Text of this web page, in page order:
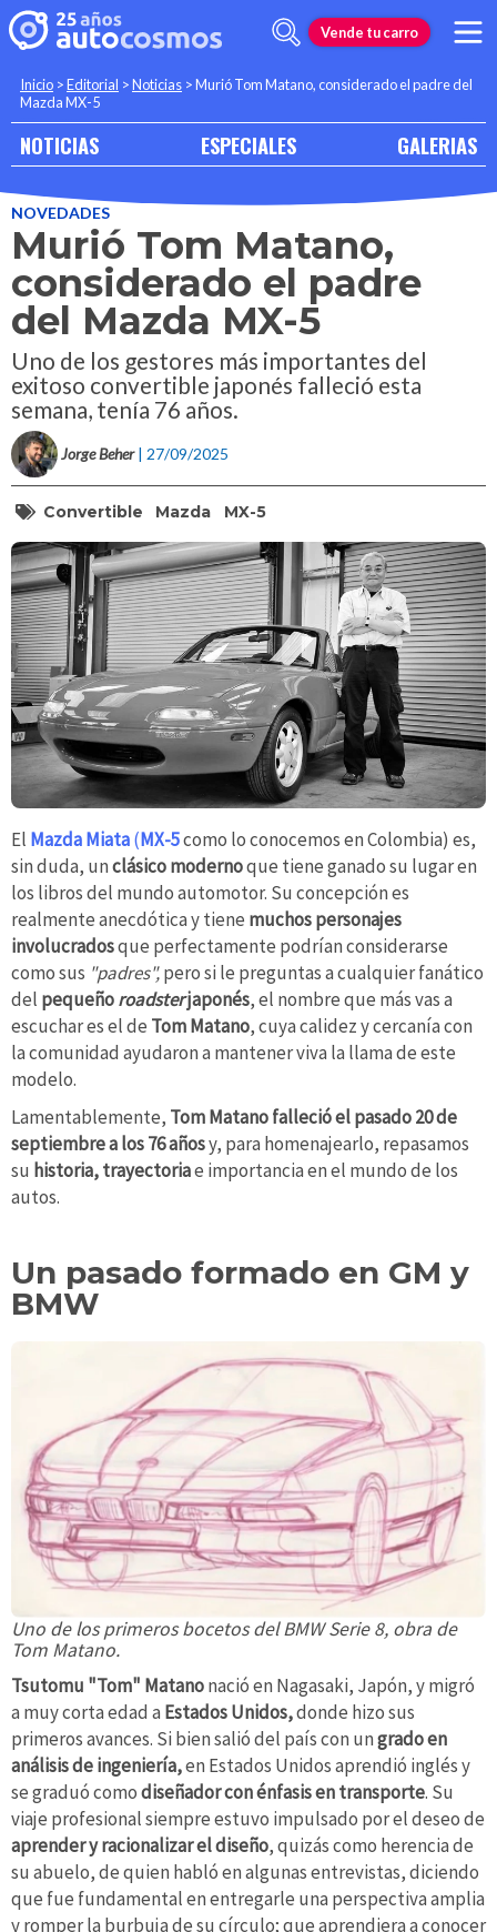
Vende tu carro
Inicio >Editorial >Noticias >Murió Tom Matano, considerado el padre del
Mazda MX-5
NOTICIAS ESPECIALES GALERIAS
NOVEDADES
Murió Tom Matano,
considerado el padre
del Mazda MX-5
Uno de los gestores más importantes del
exitoso convertible japonés falleció esta
semana, tenía 76 años.
Jorge Beher | 27/09/2025
Convertible Mazda MX-5
El Mazda Miata(MX-5como lo conocemos en Colombia) es,
sin duda, unclásicomodernoque tiene ganado su lugar en
los libros del mundo automotor. Su concepción es
realmente anecdótica y tiene muchos personajes
involucradosque perfectamente podrían considerarse
como sus "padres",pero si le preguntas a cualquier fanático
del pequeñoroadsterjaponés, el nombre que más vas a
escuchar es el de Tom Matano, cuya calidez y cercanía con
la comunidad ayudaron a mantener viva la llama de este
modelo.
Lamentablemente, Tom Matano falleció el pasado 20 de
septiembre a los 76 añosy, para homenajearlo, repasamos
su historia, trayectoriae importancia en el mundo de los
autos.
Un pasado formado en GM y
BMW
Uno de los primeros bocetos del BMW Serie 8, obra de
Tom Matano.
Tsutomu "Tom" Matanonació en Nagasaki, Japón, y migró
a muy corta edad a Estados Unidos,donde hizo sus
primeros avances. Si bien salió del país con ungrado en
análisis de ingeniería,en Estados Unidos aprendió inglés y
se graduó comodiseñador con énfasis en transporte. Su
viaje profesional siempre estuvo impulsado por el deseo de
aprender y racionalizar el diseño, quizás como herencia de
su abuelo, de quien habló en algunas entrevistas, diciendo
que fue fundamental en entregarle una perspectiva amplia
y romper la burbuja de su círculo; que aprendiera a conocer